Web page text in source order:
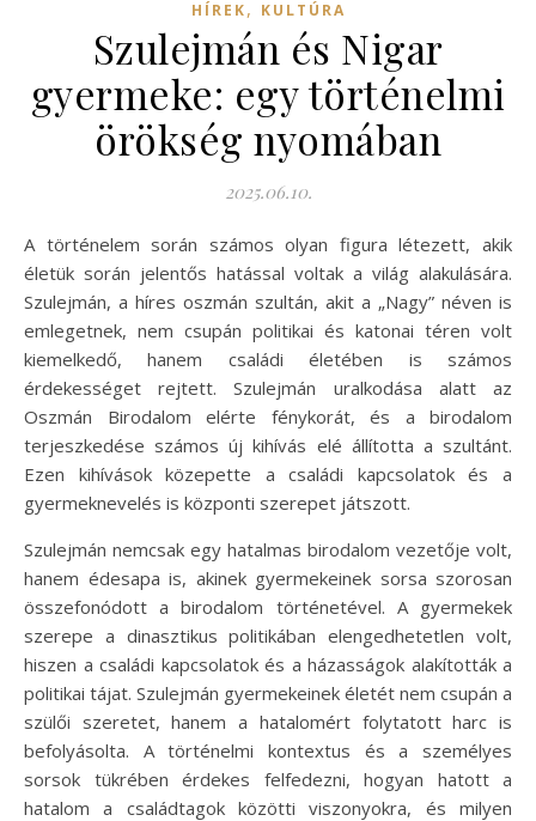
HÍREK, KULTÚRA
Szulejmán és Nigar
gyermeke: egy történelmi
örökség nyomában
2025.06.10.
A történelem során számos olyan figura létezett, akik
életük során jelentős hatással voltak a világ alakulására.
Szulejmán, a híres oszmán szultán, akit a „Nagy” néven is
emlegetnek, nem csupán politikai és katonai téren volt
kiemelkedő, hanem családi életében is számos
érdekességet rejtett. Szulejmán uralkodása alatt az
Oszmán Birodalom elérte fénykorát, és a birodalom
terjeszkedése számos új kihívás elé állította a szultánt.
Ezen kihívások közepette a családi kapcsolatok és a
gyermeknevelés is központi szerepet játszott.
Szulejmán nemcsak egy hatalmas birodalom vezetője volt,
hanem édesapa is, akinek gyermekeinek sorsa szorosan
összefonódott a birodalom történetével. A gyermekek
szerepe a dinasztikus politikában elengedhetetlen volt,
hiszen a családi kapcsolatok és a házasságok alakították a
politikai tájat. Szulejmán gyermekeinek életét nem csupán a
szülői szeretet, hanem a hatalomért folytatott harc is
befolyásolta. A történelmi kontextus és a személyes
sorsok tükrében érdekes felfedezni, hogyan hatott a
hatalom a családtagok közötti viszonyokra, és milyen